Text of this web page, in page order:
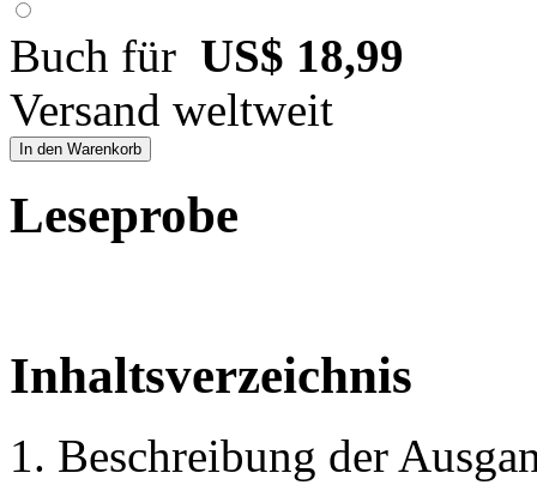
Buch für US$ 18,99
Versand weltweit
In den Warenkorb
Leseprobe
Inhaltsverzeichnis
1. Beschreibung der